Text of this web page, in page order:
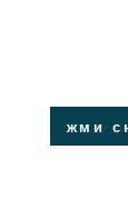
жми